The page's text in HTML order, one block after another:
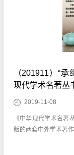
（201911）“
现代学术名著丛
2019-11-08
《中华现代学术名著
版的两套中外学术著作